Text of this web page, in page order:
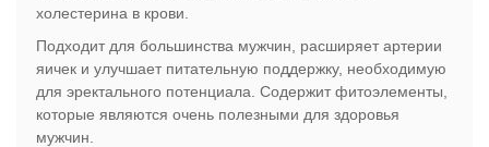
холестерина в крови.
Подходит для большинства мужчин, расширяет артерии
яичек и улучшает питательную поддержку, необходимую
для эректального потенциала. Содержит фитоэлементы,
которые являются очень полезными для здоровья
мужчин.